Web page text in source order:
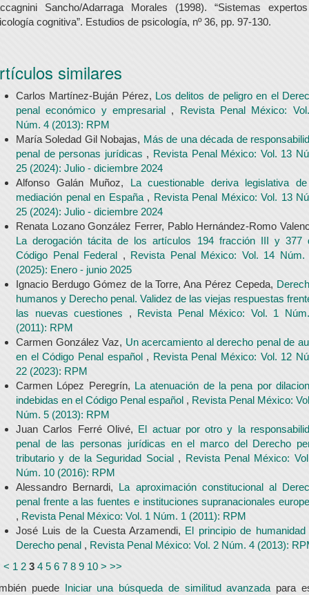
Sancho/Adarraga Morales (1998). “Sistemas
cognitiva”. Estudios de psicología, nº 36, pp. 97-130.
similares
Carlos Martínez-Buján Pérez, Los delitos de peligro en el
penal económico y empresarial , Revista Penal México:
Núm. 4 (2013): RPM
María Soledad Gil Nobajas, Más de una década de
penal de personas jurídicas , Revista Penal México: Vol. 13
25 (2024): Julio - diciembre 2024
Alfonso Galán Muñoz, La cuestionable deriva legislativa
mediación penal en España , Revista Penal México: Vol. 13
25 (2024): Julio - diciembre 2024
Renata Lozano González Ferrer, Pablo Hernández-Romo
La derogación tácita de los artículos 194 fracción III y 377
Código Penal Federal , Revista Penal México: Vol. 14 Núm.
(2025): Enero - junio 2025
Ignacio Berdugo Gómez de la Torre, Ana Pérez Cepeda,
humanos y Derecho penal. Validez de las viejas respuestas
las nuevas cuestiones , Revista Penal México: Vol. 1
(2011): RPM
Carmen González Vaz, Un acercamiento al derecho penal de
en el Código Penal español , Revista Penal México: Vol. 12
22 (2023): RPM
Carmen López Peregrín, La atenuación de la pena por
indebidas en el Código Penal español , Revista Penal México:
Núm. 5 (2013): RPM
Juan Carlos Ferré Olivé, El actuar por otro y la
penal de las personas jurídicas en el marco del Derecho
tributario y de la Seguridad Social , Revista Penal México:
Núm. 10 (2016): RPM
Alessandro Bernardi, La aproximación constitucional al
penal frente a las fuentes e instituciones supranacionales
, Revista Penal México: Vol. 1 Núm. 1 (2011): RPM
José Luis de la Cuesta Arzamendi, El principio de humanidad
Derecho penal , Revista Penal México: Vol. 2 Núm. 4 (2013):
< 1 2 3 4 5 6 7 8 9 10 > >>
puede Iniciar una búsqueda de similitud avanzada para